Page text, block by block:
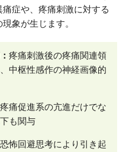
症や、疼痛刺激に対する
象が生じます。
疼痛刺激後の疼痛関連領
中枢性感作の神経画像的
疼痛促進系の亢進だけでな
も関与
恐怖回避思考により引き起